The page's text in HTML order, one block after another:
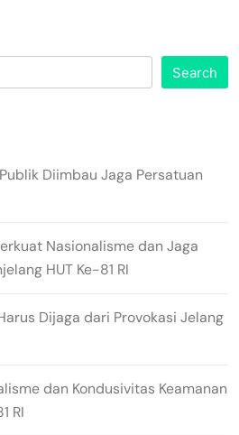
Search
Diimbau Jaga Persatuan
Nasionalisme dan Jaga
HUT Ke-81 RI
Dijaga dari Provokasi Jelang
dan Kondusivitas Keamanan
RI